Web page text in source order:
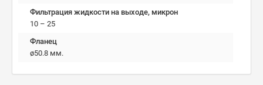
Фильтрация жидкости на выходе, микрон
10 – 25
Фланец
ø50.8 мм.